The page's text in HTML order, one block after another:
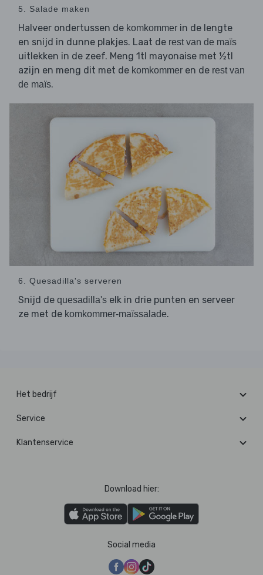
5. Salade maken
Halveer ondertussen de komkommer in de lengte
en snijd in dunne plakjes. Laat de rest van de maïs
uitlekken in de zeef. Meng 1tl mayonaise met ½tl
azijn en meng dit met de komkommer en de rest van
de maïs.
6. Quesadilla's serveren
Snijd de quesadilla's elk in drie punten en serveer
ze met de komkommer-maïssalade.
Het bedrijf
Service
Klantenservice
Download hier:
Social media